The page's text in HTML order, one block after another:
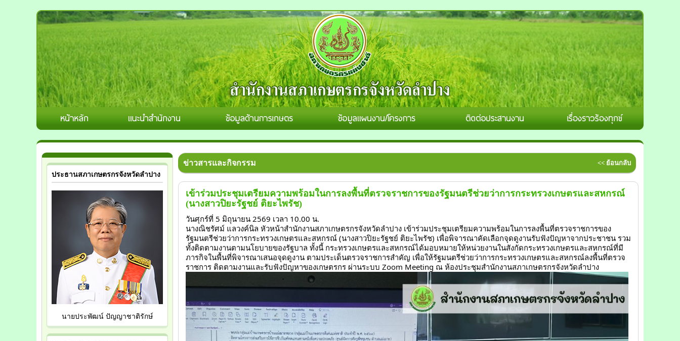
ประธานสภาเกษตรกรจังหวัดลำปาง
นายประพัฒน์ ปัญญาชาติรักษ์
ข่าวสารและกิจกรรม << ย้อนกลับ
เข้าร่วมประชุมเตรียมความพร้อมในการลงพื้นที่ตรวจราชการของรัฐมนตรีช่วยว่าการกระทรวงเกษตรและสหกรณ์
(นางสาวปิยะรัฐชย์ ติยะไพรัช)
วันศุกร์ที่ 5 มิถุนายน 2569 เวลา 10.00 น.
นางณิชรัศม์ แลวงค์นิล หัวหน้าสำนักงานสภาเกษตรกรจังหวัดลำปาง เข้าร่วมประชุมเตรียมความพร้อมในการลงพื้นที่ตรวจราชการของ
รัฐมนตรีช่วยว่าการกระทรวงเกษตรและสหกรณ์ (นางสาวปิยะรัฐชย์ ติยะไพรัช) เพื่อพิจารณาคัดเลือกจุดดูงานรับฟังปัญหาจากประชาชน รวม
ทั้งติดตามงานตามนโยบายของรัฐบาล ทั้งนี้ กระทรวงเกษตรและสหกรณ์ได้มอบหมายให้หน่วยงานในสังกัดกระทรวงเกษตรและสหกรณ์ที่มี
ภารกิจในพื้นที่พิจารณาเสนอจุดดูงาน ตามประเด็นตรวจราชการสำคัญ เพื่อให้รัฐมนตรีช่วยว่าการกระทรวงเกษตรและสหกรณ์ลงพื้นที่ตรวจ
ราชการ ติดตามงานและรับฟังปัญหาของเกษตรกร ผ่านระบบ Zoom Meeting ณ ห้องประชุมสำนักงานสภาเกษตรกรจังหวัดลำปาง